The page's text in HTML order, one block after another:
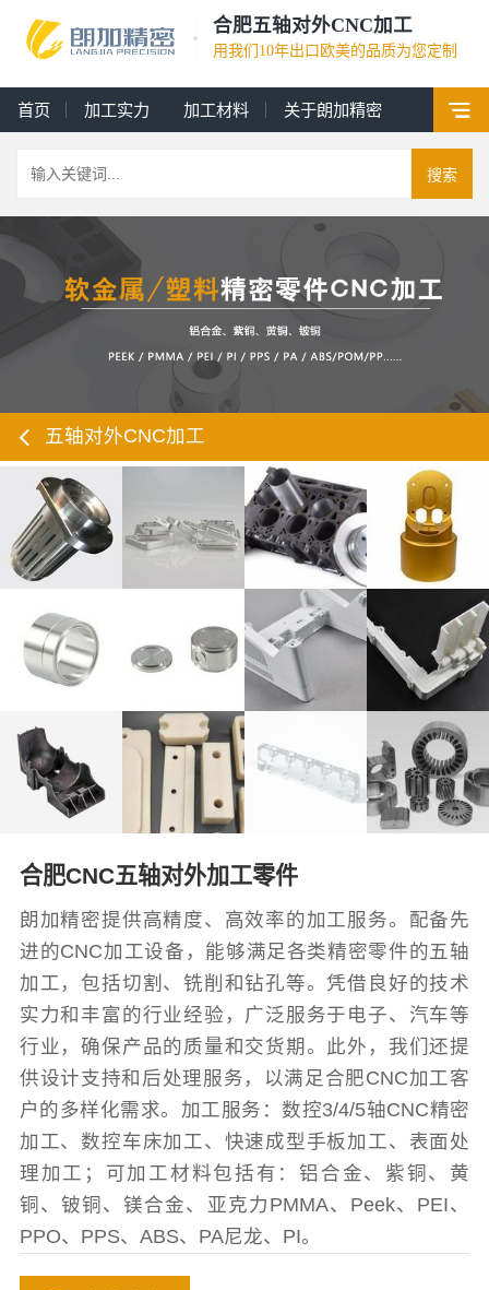
合肥五轴对外CNC加工
用我们10年出口欧美的品质为您定制
首页 加工实力 加工材料 关于朗加精密
搜索
五轴对外CNC加工
合肥CNC五轴对外加工零件
朗加精密提供高精度、高效率的加工服务。配备先
进的CNC加工设备，能够满足各类精密零件的五轴
加工，包括切割、铣削和钻孔等。凭借良好的技术
实力和丰富的行业经验，广泛服务于电子、汽车等
行业，确保产品的质量和交货期。此外，我们还提
供设计支持和后处理服务，以满足合肥CNC加工客
户的多样化需求。加工服务：数控3/4/5轴CNC精密
加工、数控车床加工、快速成型手板加工、表面处
理加工；可加工材料包括有：铝合金、紫铜、黄
铜、铍铜、镁合金、亚克力PMMA、Peek、PEI、
PPO、PPS、ABS、PA尼龙、PI。